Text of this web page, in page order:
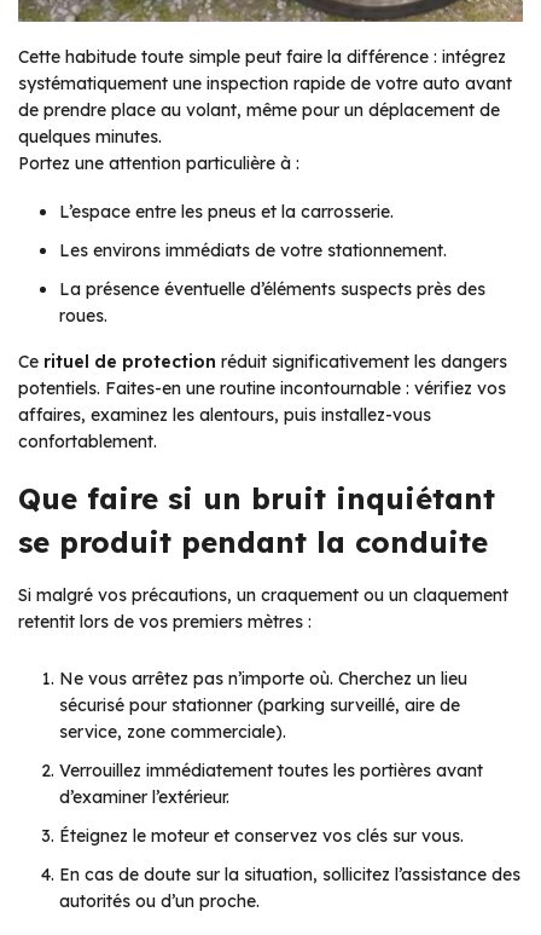
Cette habitude toute simple peut faire la différence : intégrez
systématiquement une inspection rapide de votre auto avant
de prendre place au volant, même pour un déplacement de
quelques minutes.
Portez une attention particulière à :
L’espace entre les pneus et la carrosserie.
Les environs immédiats de votre stationnement.
La présence éventuelle d’éléments suspects près des
roues.
Ce rituel de protection réduit significativement les dangers
potentiels. Faites-en une routine incontournable : vérifiez vos
affaires, examinez les alentours, puis installez-vous
confortablement.
Que faire si un bruit inquiétant
se produit pendant la conduite
Si malgré vos précautions, un craquement ou un claquement
retentit lors de vos premiers mètres :
Ne vous arrêtez pas n’importe où. Cherchez un lieu
sécurisé pour stationner (parking surveillé, aire de
service, zone commerciale).
Verrouillez immédiatement toutes les portières avant
d’examiner l’extérieur.
Éteignez le moteur et conservez vos clés sur vous.
En cas de doute sur la situation, sollicitez l’assistance des
autorités ou d’un proche.